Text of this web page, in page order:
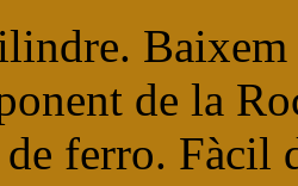
de la
ferro. Fàcil